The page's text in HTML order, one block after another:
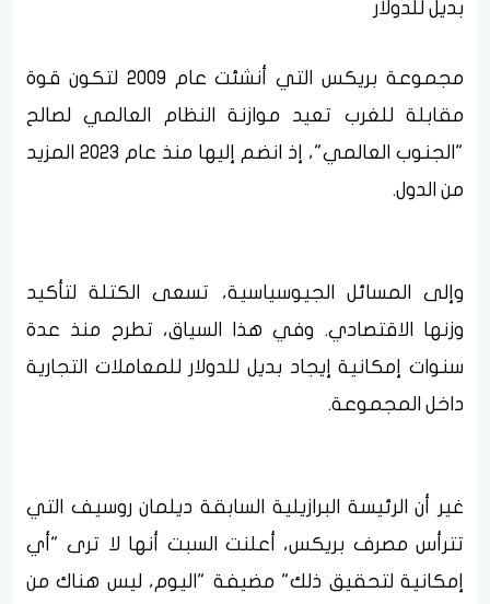
بديل للدولار
مجموعة بريكس التي أنشئت عام 2009 لتكون قوة
مقابلة للغرب تعيد موازنة النظام العالمي لصالح
"الجنوب العالمي"، إذ انضم إليها منذ عام 2023 المزيد
من الدول.
وإلى المسائل الجيوسياسية، تسعى الكتلة لتأكيد
وزنها الاقتصادي. وفي هذا السياق، تطرح منذ عدة
سنوات إمكانية إيجاد بديل للدولار للمعاملات التجارية
داخل المجموعة.
غير أن الرئيسة البرازيلية السابقة ديلمان روسيف التي
تترأس مصرف بريكس، أعلنت السبت أنها لا ترى "أي
إمكانية لتحقيق ذلك" مضيفة "اليوم، ليس هناك من